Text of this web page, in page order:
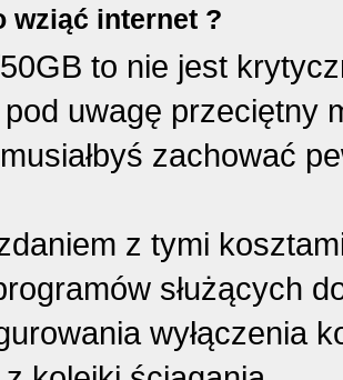
wziąć internet ?
to nie jest
uwagę przeciętny
zachować
z tymi
służących
wyłączenia